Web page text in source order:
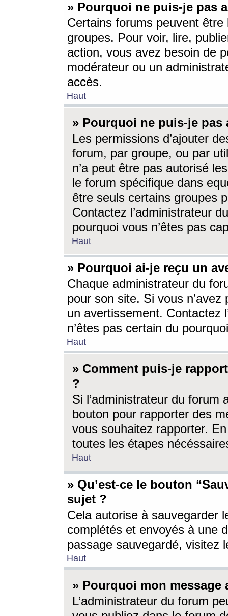
» Pourquoi ne puis-je pas
Certains forums peuvent être
groupes. Pour voir, lire,
action, vous avez besoin de
modérateur ou un
accès.
Haut
» Pourquoi ne puis-je
Les permissions d’ajouter
forum, par groupe, ou par
n’a peut être pas autorisé
le forum spécifique dans
être seuls certains groupes
Contactez l’administrateur
pourquoi vous n’êtes pas
Haut
» Pourquoi ai-je reçu un
Chaque administrateur du
pour son site. Si vous
un avertissement. Contactez
n’êtes pas certain du
Haut
» Comment puis-je
?
Si l’administrateur du forum
bouton pour rapporter des
vous souhaitez rapporter.
toutes les étapes
Haut
» Qu’est-ce le bouton
sujet ?
Cela autorise à sauvegarder
complétés et envoyés à une
passage sauvegardé, visitez
Haut
» Pourquoi mon message
L’administrateur du forum